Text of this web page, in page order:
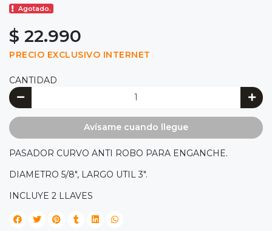
Agotado.
$ 22.990
PRECIO EXCLUSIVO INTERNET
CANTIDAD
Avísame cuando llegue
PASADOR CURVO ANTI ROBO PARA ENGANCHE.
DIAMETRO 5/8", LARGO UTIL 3".
INCLUYE 2 LLAVES